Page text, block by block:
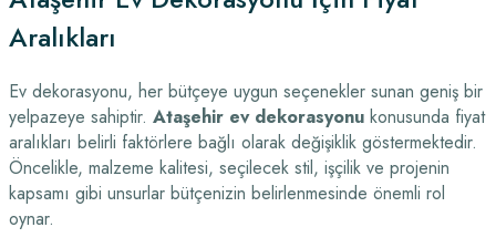
Aralıkları
Ev dekorasyonu, her bütçeye uygun seçenekler sunan geniş bir
yelpazeye sahiptir. Ataşehir ev dekorasyonu konusunda fiyat
aralıkları belirli faktörlere bağlı olarak değişiklik göstermektedir.
Öncelikle, malzeme kalitesi, seçilecek stil, işçilik ve projenin
kapsamı gibi unsurlar bütçenizin belirlenmesinde önemli rol
oynar.